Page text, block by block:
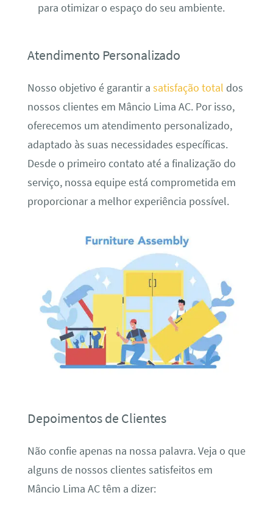
para otimizar o espaço do seu ambiente.
Atendimento Personalizado
Nosso objetivo é garantir a satisfação total dos
nossos clientes em Mâncio Lima AC. Por isso,
oferecemos um atendimento personalizado,
adaptado às suas necessidades específicas.
Desde o primeiro contato até a finalização do
serviço, nossa equipe está comprometida em
proporcionar a melhor experiência possível.
Depoimentos de Clientes
Não confie apenas na nossa palavra. Veja o que
alguns de nossos clientes satisfeitos em
Mâncio Lima AC têm a dizer: